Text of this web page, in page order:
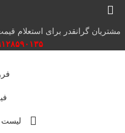
مشتریان گرانقدر برای استعلام
لیست